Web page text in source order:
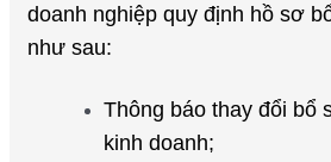
doanh nghiệp quy định hồ sơ
như sau:
Thông báo thay đổi bổ
kinh doanh;